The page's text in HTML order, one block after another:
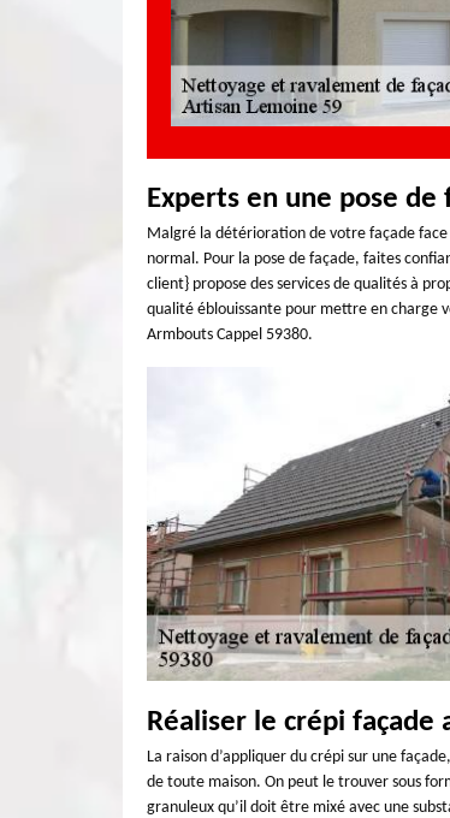
Experts en une pose de
Malgré la détérioration de votre façade face
normal. Pour la pose de façade, faites
client} propose des services de qualités à
qualité éblouissante pour mettre en charge
Armbouts Cappel 59380.
Réaliser le crépi façade
La raison d’appliquer du crépi sur une
de toute maison. On peut le trouver sous
granuleux qu’il doit être mixé avec une